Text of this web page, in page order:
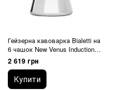
Гейзерна кавоварка Bialetti на
6 чашок New Venus Induction
(240 мл)
2 619 грн
Купити